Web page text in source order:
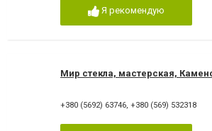
Я рекомендую
Мир стекла, мастерская,
+380 (5692) 63746, +380 (569) 532318